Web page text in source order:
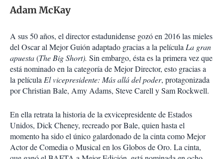
Adam McKay
A sus 50 años, el director estadunidense gozó en 2016 las mieles
del Oscar al Mejor Guión adaptado gracias a la películaLa gran
apuesta(The Big Short). Sin embargo, ésta es la primera vez que
está nominado en la categoría de Mejor Director, esto gracias a
la películaEl vicepresidente: Más allá del poder, protagonizada
por Christian Bale, Amy Adams, Steve Carell y Sam Rockwell.
En ella retrata la historia de la exvicepresidente de Estados
Unidos, Dick Cheney, recreado por Bale, quien hasta el
momento ha sido el único galardonado de la cinta como Mejor
Actor de Comedia o Musical en los Globos de Oro. La cinta,